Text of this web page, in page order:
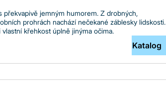
jemným humorem. Z drobných,
prohrách nachází nečekané záblesky lidskosti.
křehkost úplně jinýma očima.
Katalog